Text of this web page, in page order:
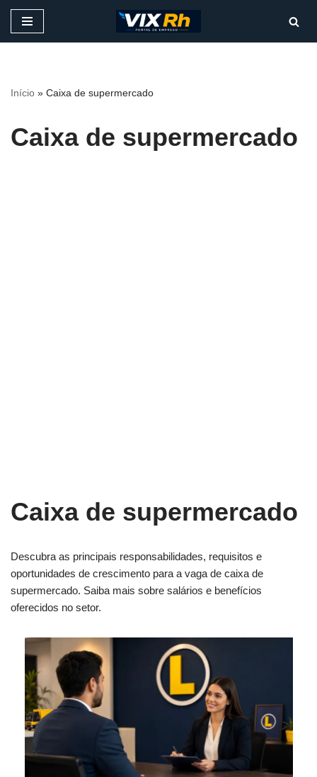
conteúdo
Início » Caixa de supermercado
Caixa de supermercado
Caixa de supermercado
Descubra as principais responsabilidades, requisitos e
oportunidades de crescimento para a vaga de caixa de
supermercado. Saiba mais sobre salários e benefícios
oferecidos no setor.